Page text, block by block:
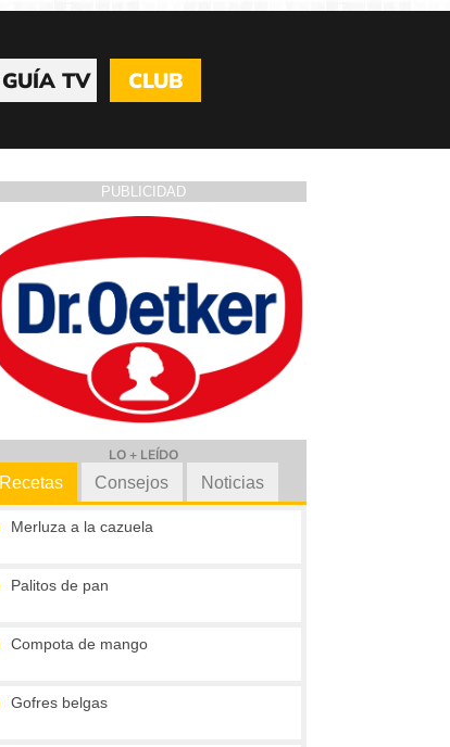
GUÍA TV CLUB
PUBLICIDAD
LO + LEÍDO
Recetas
Merluza a la cazuela
Palitos de pan
Compota de mango
Gofres belgas
Consejos Noticias